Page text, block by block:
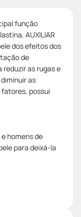
função
AUXILIAR
dos efeitos dos
de
reduzir as rugas e
as
fatores, possui
homens de
para deixá-la